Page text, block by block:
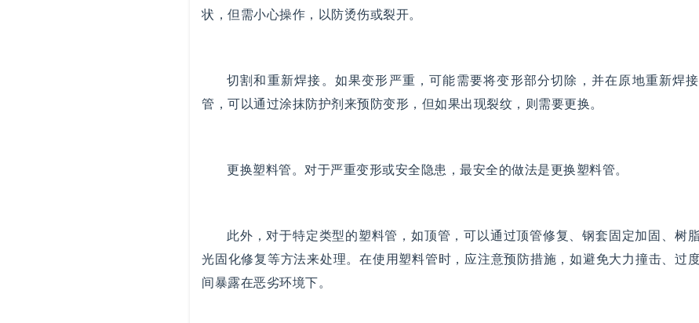
状，但需小心操作，以防烫伤或裂开。
切割和重新焊接。如果变形严重，可能需要将变形部分切除，并在原地重新焊
管，可以通过涂抹防护剂来预防变形，但如果出现裂纹，则需要更换。
更换塑料管。对于严重变形或安全隐患，最安全的做法是更换塑料管。
此外，对于特定类型的塑料管，如顶管，可以通过顶管修复、钢套固定加固、树
光固化修复等方法来处理。在使用塑料管时，应注意预防措施，如避免大力撞击、过
间暴露在恶劣环境下。